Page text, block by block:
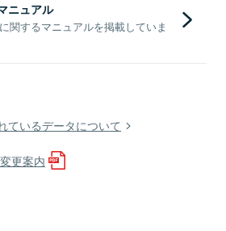
ニュアル
関するマニュアルを掲載していま
ているデータについて
更案内